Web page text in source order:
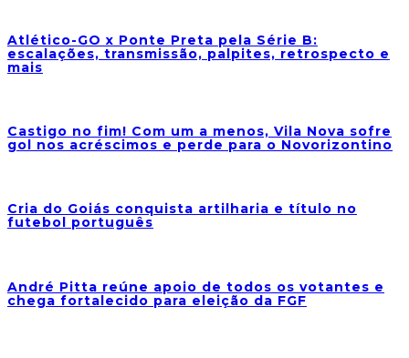
Atlético-GO x Ponte Preta pela Série B:
escalações, transmissão, palpites, retrospecto e
mais
Castigo no fim! Com um a menos, Vila Nova sofre
gol nos acréscimos e perde para o Novorizontino
Cria do Goiás conquista artilharia e título no
futebol português
André Pitta reúne apoio de todos os votantes e
chega fortalecido para eleição da FGF